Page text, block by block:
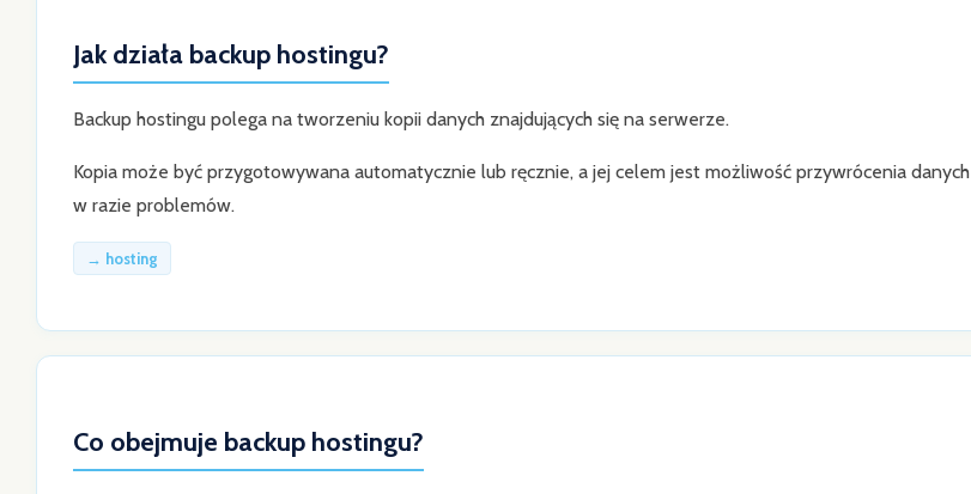
Jak działa backup hostingu?
Backup hostingu polega na tworzeniu kopii danych znajdujących się na serwerze.
Kopia może być przygotowywana automatycznie lub ręcznie, a jej celem jest możliwość przywrócenia danych
w razie problemów.
→ hosting
Co obejmuje backup hostingu?